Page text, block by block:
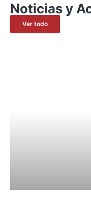
Noticias y
Ver todo